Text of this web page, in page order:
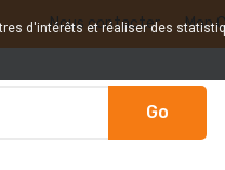
Nous contacter Mon
Go
d'intérêts et réaliser des